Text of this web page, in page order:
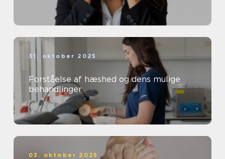
31. oktober 2025
Forståelse af hæshed og dens mulige
behandlinger
03. oktober 2025